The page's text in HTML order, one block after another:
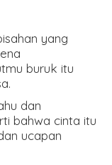
yang
buruk itu
dan
bahwa cinta itu
ucapan